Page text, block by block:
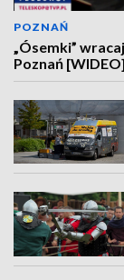
POZNAŃ
„Ósemki”
Poznań [WIDEO]